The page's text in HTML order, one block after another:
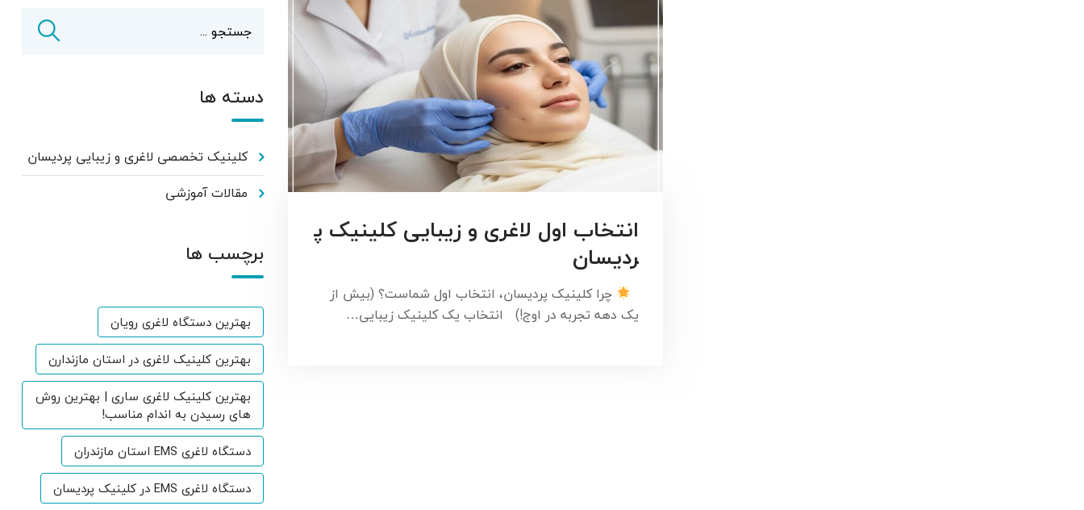
انتخاب اول لاغری و زیبایی کلینیک پ
ردیسان
چرا کلینیک پردیسان، انتخاب اول شماست؟ (بیش از
یک دهه تجربه در اوج!) انتخاب یک کلینیک زیبایی…
دسته ها
کلینیک تخصصی لاغری و زیبایی پردیسان
مقالات آموزشی
برچسب ها
بهترین دستگاه لاغری رویان
بهترین کلینیک لاغری در استان مازندارن
بهترین کلینیک لاغری ساری | بهترین روش
های رسیدن به اندام مناسب!
دستگاه لاغری EMS استان مازندران
دستگاه لاغری EMS در کلینیک پردیسان